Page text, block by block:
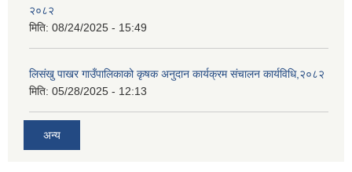
२०८२
मिति: 08/24/2025 - 15:49
लिसंखु पाखर गाउँपालिकाको कृषक अनुदान कार्यक्रम संचालन कार्यविधि,२०८२
मिति: 05/28/2025 - 12:13
अन्य